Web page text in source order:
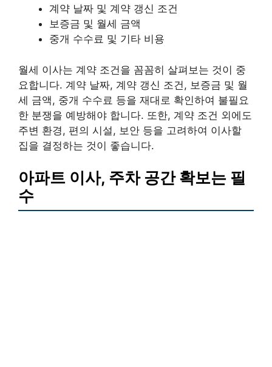
계약 날짜 및 계약 갱신 조건
보증금 및 월세 금액
중개 수수료 및 기타 비용
월세 이사는 계약 조건을 꼼꼼히 살펴보는 것이 중
요합니다. 계약 날짜, 계약 갱신 조건, 보증금 및 월
세 금액, 중개 수수료 등을 재대로 확인하여 불필요
한 분쟁을 예방해야 합니다. 또한, 계약 조건 외에도
주변 환경, 편의 시설, 보안 등을 고려하여 이사할
집을 결정하는 것이 좋습니다.
아파트 이사, 주차 공간 확보는 필
수